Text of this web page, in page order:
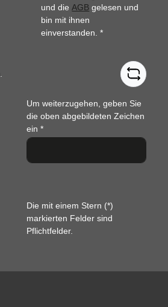
und dieAGB gelesen und
bin mit ihnen
einverstanden.*
Um weiterzugehen, geben Sie
die oben abgebildeten Zeichen
ein*
Die mit einem Stern (*)
markierten Felder sind
Pflichtfelder.